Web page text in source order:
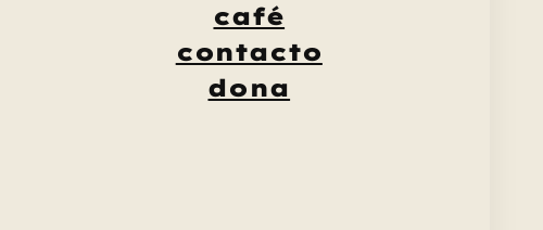
café
contacto
dona